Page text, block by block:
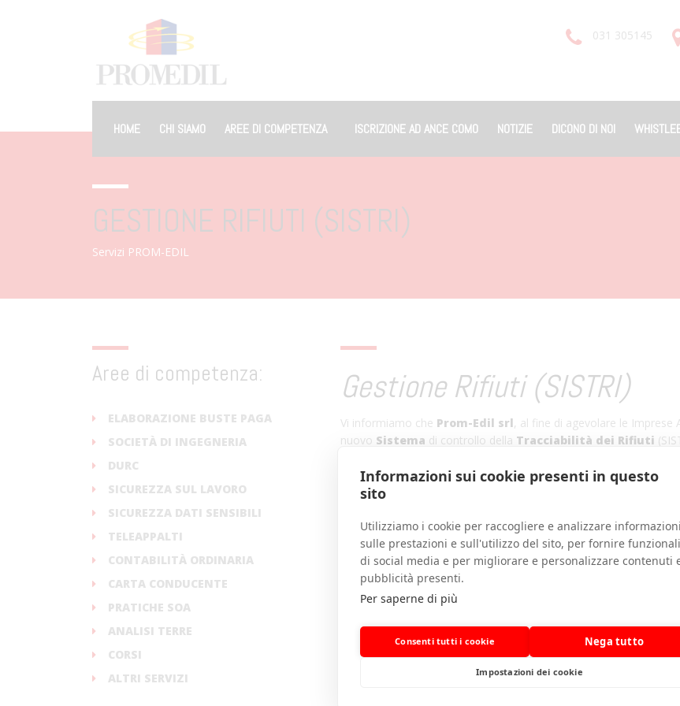
031 305145
HOME CHI SIAMO AREE DI COMPETENZA ISCRIZIONE AD ANCE COMO NOTIZIE DICONO DI NOI
GESTIONE RIFIUTI (SISTRI)
Servizi PROM-EDIL
Aree di competenza:
ELABORAZIONE BUSTE PAGA
SOCIETÀ DI INGEGNERIA
DURC
SICUREZZA SUL LAVORO
SICUREZZA DATI SENSIBILI
TELEAPPALTI
CONTABILITÀ ORDINARIA
CARTA CONDUCENTE
PRATICHE SOA
ANALISI TERRE
CORSI
ALTRI SERVIZI
Gestione Rifiuti (SISTRI)
Vi informiamo che Prom-Edil srl, al fine di agevolare le Imprese
nuovo Sistema di controllo della Tracciabilità dei Rifiuti
partecipata, che provvederà ad effettuare il servizio comprensivo
Informazioni sui cookie presenti in questo
sito
Utilizziamo i cookie per raccogliere e analizzare informazioni
sulle prestazioni e sull'utilizzo del sito, per fornire
di social media e per migliorare e personalizzare contenuti
pubblicità presenti.
Per saperne di più
Consenti tutti i cookie Nega tutto
Impostazioni dei cookie